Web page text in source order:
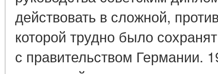
действовать в сложной,
которой трудно было
с правительством Германии.